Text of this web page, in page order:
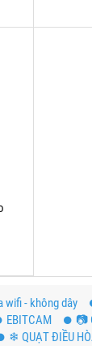
wifi - không dây
EBITCAM 📷
❄ QUẠT ĐIỀU